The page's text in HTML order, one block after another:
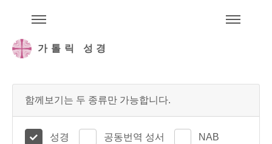
가톨릭 성경
함께보기는 두 종류만 가능합니다.
성경 공동번역 성서 NAB